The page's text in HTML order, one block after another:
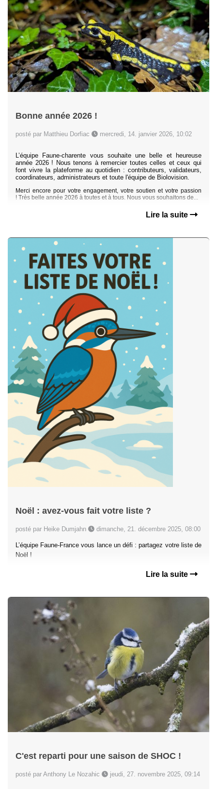
Bonne année 2026 !
posté par Matthieu Dorfiac mercredi, 14. janvier 2026, 10:02
L’équipe Faune-charente vous souhaite une belle et heureuse
année 2026 ! Nous tenons à remercier toutes celles et ceux qui
font vivre la plateforme au quotidien : contributeurs, validateurs,
coordinateurs, administrateurs et toute l'équipe de Biolovision.
Merci encore pour votre engagement, votre soutien et votre passion
! Très belle année 2026 à toutes et à tous. Nous vous souhaitons de...
Lire la suite
Noël : avez-vous fait votre liste ?
posté par Heike Dumjahn dimanche, 21. décembre 2025, 08:00
L’équipe Faune-France vous lance un défi : partagez votre liste de
Noël !
Lire la suite
C'est reparti pour une saison de SHOC !
posté par Anthony Le Nozahic jeudi, 27. novembre 2025, 09:14